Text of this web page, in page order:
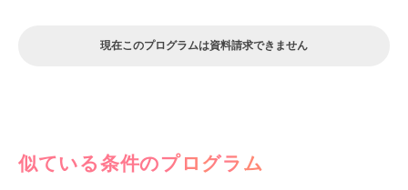
現在このプログラムは資料請求できません
似ている条件のプログラム